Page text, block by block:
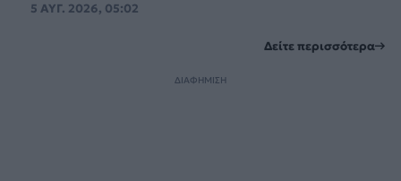
5 ΑΥΓ. 2026, 05:02
Δείτε περισσότερα
ΔΙΑΦΗΜΙΣΗ